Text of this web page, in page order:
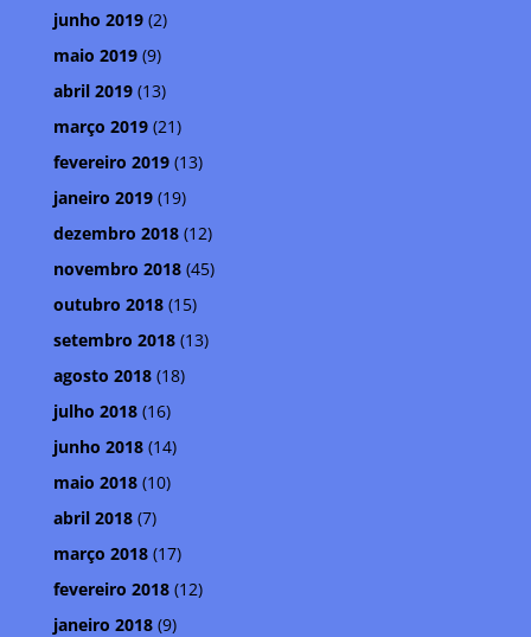
junho 2019(2)
maio 2019(9)
abril 2019(13)
março 2019(21)
fevereiro 2019(13)
janeiro 2019(19)
dezembro 2018(12)
novembro 2018(45)
outubro 2018(15)
setembro 2018(13)
agosto 2018(18)
julho 2018(16)
junho 2018(14)
maio 2018(10)
abril 2018(7)
março 2018(17)
fevereiro 2018(12)
janeiro 2018(9)